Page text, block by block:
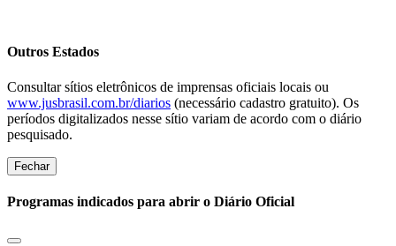
Outros Estados
Consultar sítios eletrônicos de imprensas oficiais locais ou
www.jusbrasil.com.br/diarios (necessário cadastro gratuito). Os
períodos digitalizados nesse sítio variam de acordo com o diário
pesquisado.
Fechar
Programas indicados para abrir o Diário Oficial